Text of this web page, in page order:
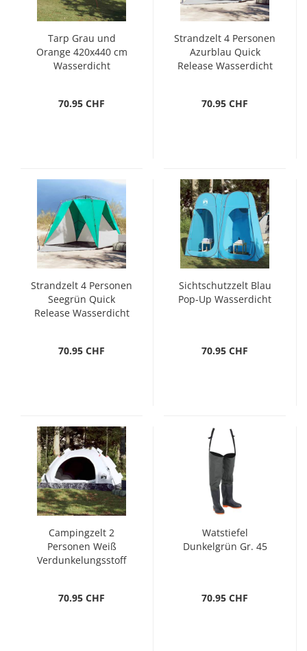
Tarp Grau und
Orange 420x440 cm
Wasserdicht
70.95 CHF
Strandzelt 4 Personen
Azurblau Quick
Release Wasserdicht
70.95 CHF
Strandzelt 4 Personen
Seegrün Quick
Release Wasserdicht
70.95 CHF
Sichtschutzzelt Blau
Pop-Up Wasserdicht
70.95 CHF
Campingzelt 2
Personen Weiß
Verdunkelungsstoff
70.95 CHF
Watstiefel
Dunkelgrün Gr. 45
70.95 CHF